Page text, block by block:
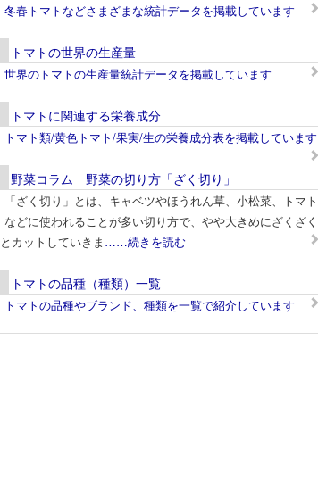
冬春トマトなどさまざまな統計データを掲載しています
トマトの世界の生産量
世界のトマトの生産量統計データを掲載しています
トマトに関連する栄養成分
トマト類/黄色トマト/果実/生の栄養成分表を掲載しています
野菜コラム 野菜の切り方「ざく切り」
「ざく切り」とは、キャベツやほうれん草、小松菜、トマト
などに使われることが多い切り方で、やや大きめにざくざく
とカットしていきま ……続きを読む
トマトの品種（種類）一覧
トマトの品種やブランド、種類を一覧で紹介しています